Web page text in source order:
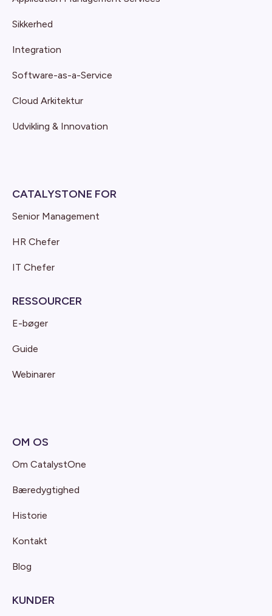
Sikkerhed
Integration
Software-as-a-Service
Cloud Arkitektur
Udvikling & Innovation
CATALYSTONE FOR
Senior Management
HR Chefer
IT Chefer
RESSOURCER
E-bøger
Guide
Webinarer
OM OS
Om CatalystOne
Bæredygtighed
Historie
Kontakt
Blog
KUNDER